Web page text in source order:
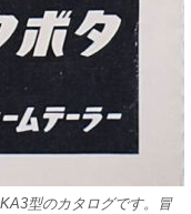
型のカタログです。冒